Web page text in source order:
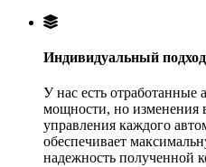
Индивидуальный подход
У нас есть
мощности, но изменения
управления каждого
обеспечивает
надежность полученной